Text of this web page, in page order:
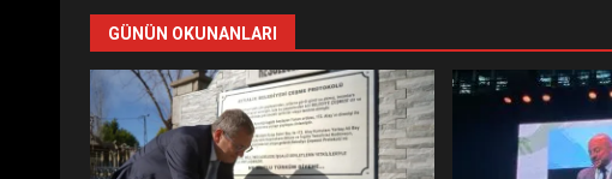
GÜNÜN OKUNANLARI